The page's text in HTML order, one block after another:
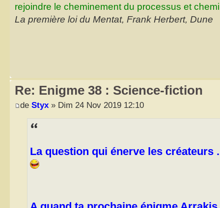
rejoindre le cheminement du processus et
La première loi du Mentat, Frank Herbert, Dune
Re: Enigme 38 : Science-fiction
de Styx » Dim 24 Nov 2019 12:10
La question qui énerve les créateurs